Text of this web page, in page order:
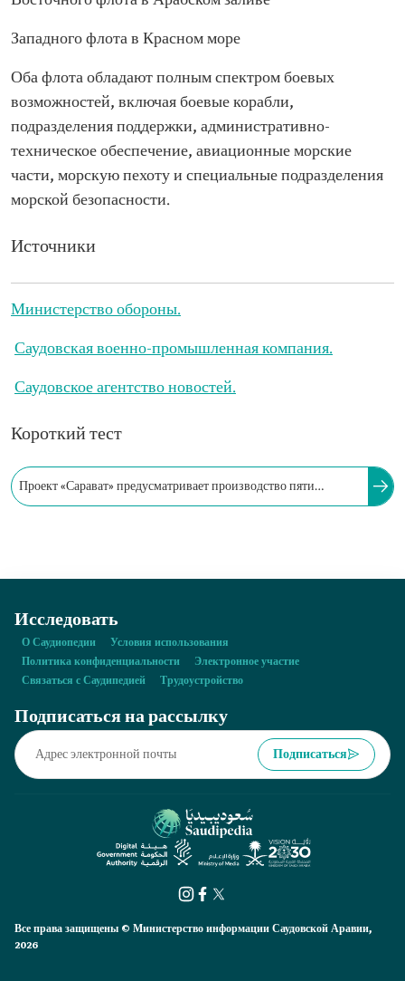
Западного флота в Красном море
Оба флота обладают полным спектром боевых
возможностей, включая боевые корабли,
подразделения поддержки, административно-
техническое обеспечение, авиационные морские
части, морскую пехоту и специальные подразделения
морской безопасности.
Источники
Министерство обороны.
Саудовская военно-промышленная компания.
Саудовское агентство новостей.
Короткий тест
Проект «Сарават» предусматривает производство пяти
Аравии.
Исследовать
О Саудиопедии
Условия использования
Политика конфиденциальности
Электронное участие
Связаться с Саудипедией
Трудоустройство
Подписаться на рассылку
Подписаться
Все права защищены © Министерство информации Саудовской Аравии,
2026